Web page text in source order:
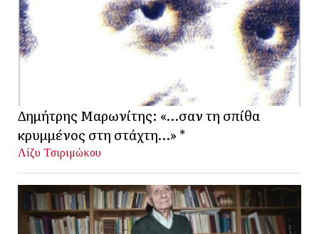
Δημήτρης Μαρωνίτης: «…σαν τη σπίθα
κρυμμένος στη στάχτη…» *
Λίζυ Τσιριμώκου